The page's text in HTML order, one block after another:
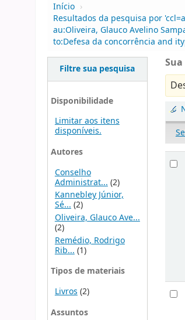
Início ›
Resultados da pesquisa por
au:Oliveira, Glauco Avelino
to:Defesa da concorrência and
Filtre sua pesquisa
Disponibilidade
Limitar aos itens
disponíveis.
Autores
Conselho
Administrat... (2)
Kannebley Júnior,
Sé...(2)
Oliveira, Glauco Ave...
(2)
Remédio, Rodrigo
Rib... (1)
Tipos de materiais
Livros (2)
Assuntos